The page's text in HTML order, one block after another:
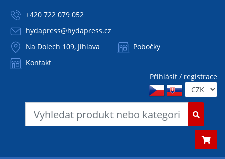
+420 722 079 052
hydapress@hydapress.cz
Na Dolech 109, Jihlava
Pobočky
Kontakt
Přihlásit / registrace